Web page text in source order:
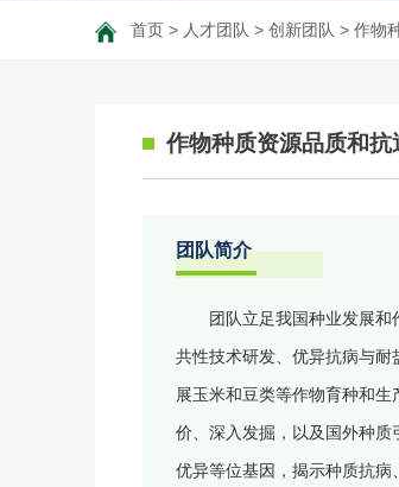
首页 > 人才团队 > 创新团队 > 作物
作物种质资源品质和抗
团队简介
团队立足我国种业发展
共性技术研发、优异抗病与
展玉米和豆类等作物育种和
价、深入发掘，以及国外种
优异等位基因，揭示种质抗